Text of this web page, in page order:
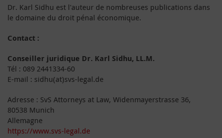
Dr. Karl Sidhu est l'auteur de nombreuses publications dans
le domaine du droit pénal économique.
Contact :
Conseiller juridique Dr. Karl Sidhu, LL.M.
Tél : 089 2441334-60
E-mail : sidhu(at)svs-legal.de
Adresse : SvS Attorneys at Law, Widenmayerstrasse 36,
80538 Munich
Allemagne
https://www.svs-legal.de